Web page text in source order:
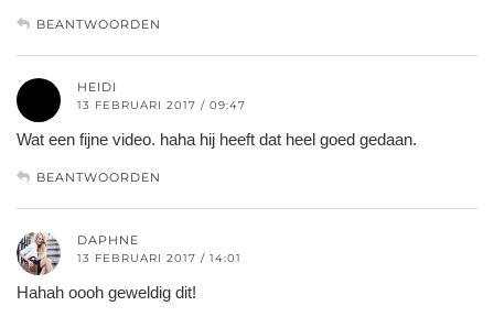
BEANTWOORDEN
HEIDI
13 FEBRUARI 2017 / 09:47
Wat een fijne video. haha hij heeft dat heel goed gedaan.
BEANTWOORDEN
DAPHNE
13 FEBRUARI 2017 / 14:01
Hahah oooh geweldig dit!